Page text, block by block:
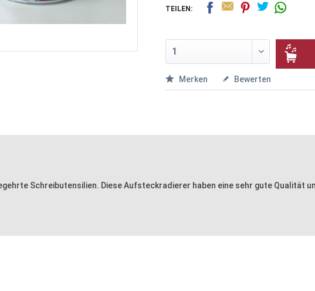
TEILEN:
Merken Bewerten
Schreibutensilien. Diese Aufsteckradierer haben eine sehr gute Qualität